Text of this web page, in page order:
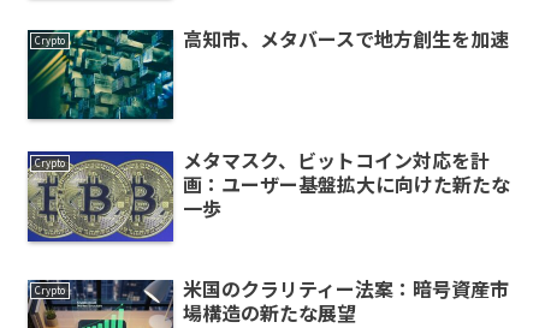
Crypto 高知市、メタバースで地方創生を加速
Crypto
メタマスク、ビットコイン対応を計
画：ユーザー基盤拡大に向けた新たな
一歩
Crypto
米国のクラリティー法案：暗号資産市
場構造の新たな展望